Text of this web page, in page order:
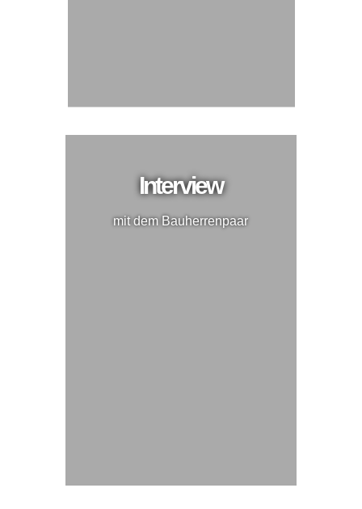
Interview
mit dem Bauherrenpaar